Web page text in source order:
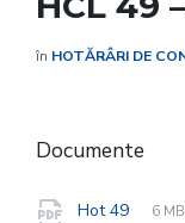
în HOTĂRÂRI DE
Documente
Hot 49
File
pdf
File
6 MB